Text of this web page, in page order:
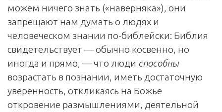
можем ничего знать («наверняка»), они
запрещают нам думать о людях и
человеческом знании по-библейски: Библия
свидетельствует — обычно косвенно, но
иногда и прямо, — что люди способны
возрастать в познании, иметь достаточную
уверенность, откликаясь на Божье
откровение размышлениями, деятельной